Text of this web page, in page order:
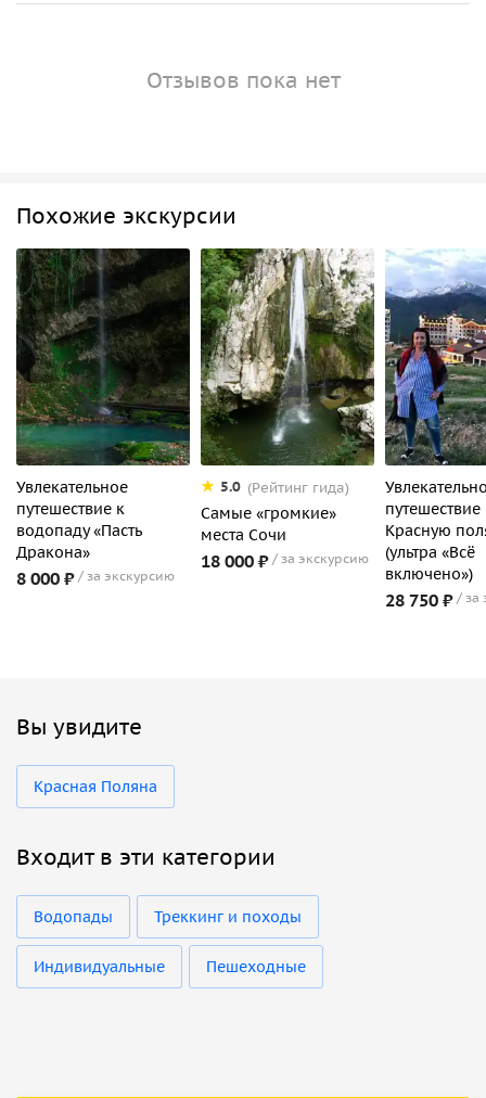
Отзывов пока нет
Похожие экскурсии
Увлекательное
путешествие к
водопаду «Пасть
Дракона»
8 000 ₽ за экскурсию
5.0 (Рейтинг гида)
Самые «громкие»
места Сочи
18 000 ₽ за экскурсию
путешествие
Красную
(ультра «Всё
включено»)
28 750 ₽ за
Вы увидите
Красная Поляна
Входит в эти категории
Водопады Треккинг и походы
Индивидуальные Пешеходные